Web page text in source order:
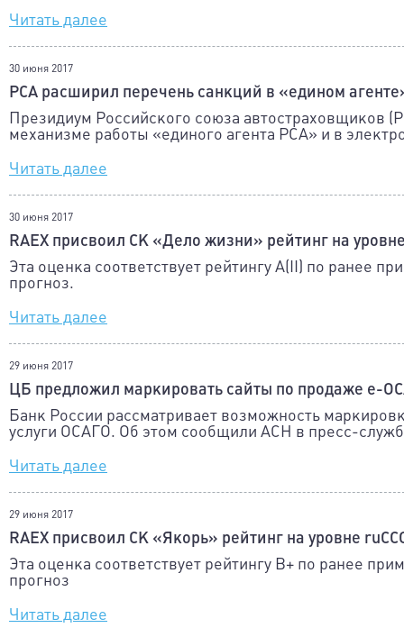
Читать далее
30 июня 2017
РСА расширил перечень санкций в «едином
Президиум Российского союза автостраховщиков
механизме работы «единого агента РСА» и в
Читать далее
30 июня 2017
RAEX присвоил СК «Дело жизни» рейтинг на
Эта оценка соответствует рейтингу A(II) по ранее
прогноз.
Читать далее
29 июня 2017
ЦБ предложил маркировать сайты по продаже е-
Банк России рассматривает возможность
услуги ОСАГО. Об этом сообщили АСН в пресс-
Читать далее
29 июня 2017
RAEX присвоил СК «Якорь» рейтинг на уровне
Эта оценка соответствует рейтингу В+ по ранее
прогноз
Читать далее